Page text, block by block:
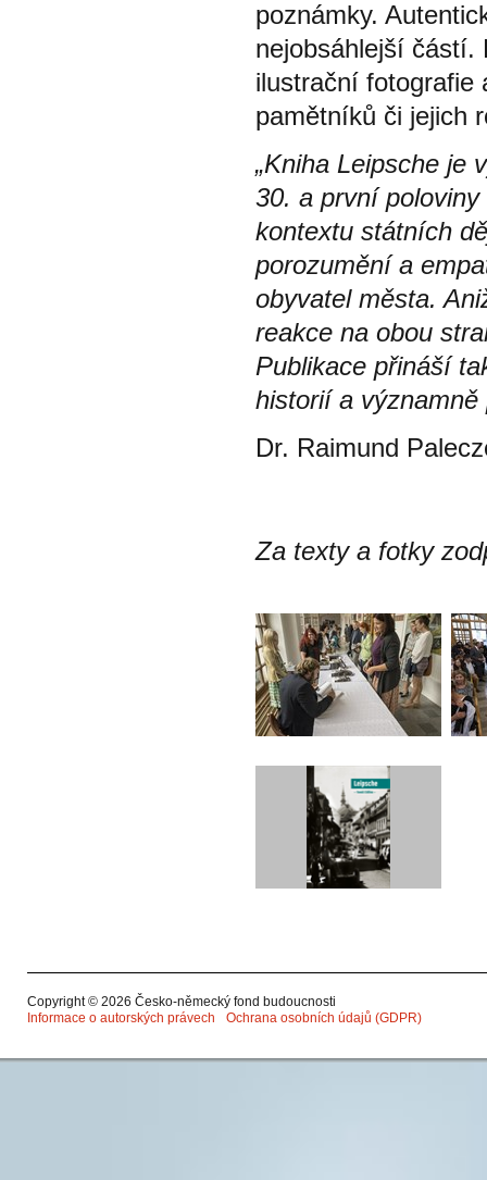
poznámky.
nejobsáhlejší částí.
ilustrační fotografie
pamětníků či jejich
„Kniha Leipsche je
30. a první
kontextu státních
porozumění a
obyvatel města.
reakce na obou
Publikace přináší
historií a významně
Dr. Raimund
Za texty a fotky
Copyright © 2026 Česko-německý fond budoucnosti
Informace o autorských právech
Ochrana osobních údajů (GDPR)